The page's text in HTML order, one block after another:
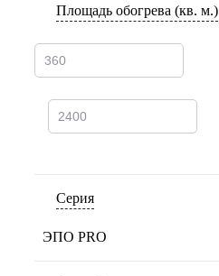
Площадь обогрева (кв. м.)
Серия
ЭПО PRO